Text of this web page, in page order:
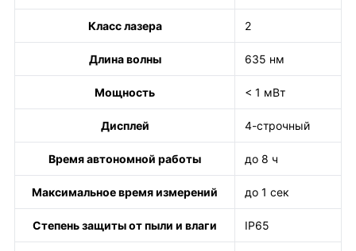
Класс лазера 2
Длина волны 635 нм
Мощность < 1 мВт
Дисплей 4-строчный
Время автономной работы до 8 ч
Максимальное время измерений до 1 сек
Степень защиты от пыли и влаги IP65